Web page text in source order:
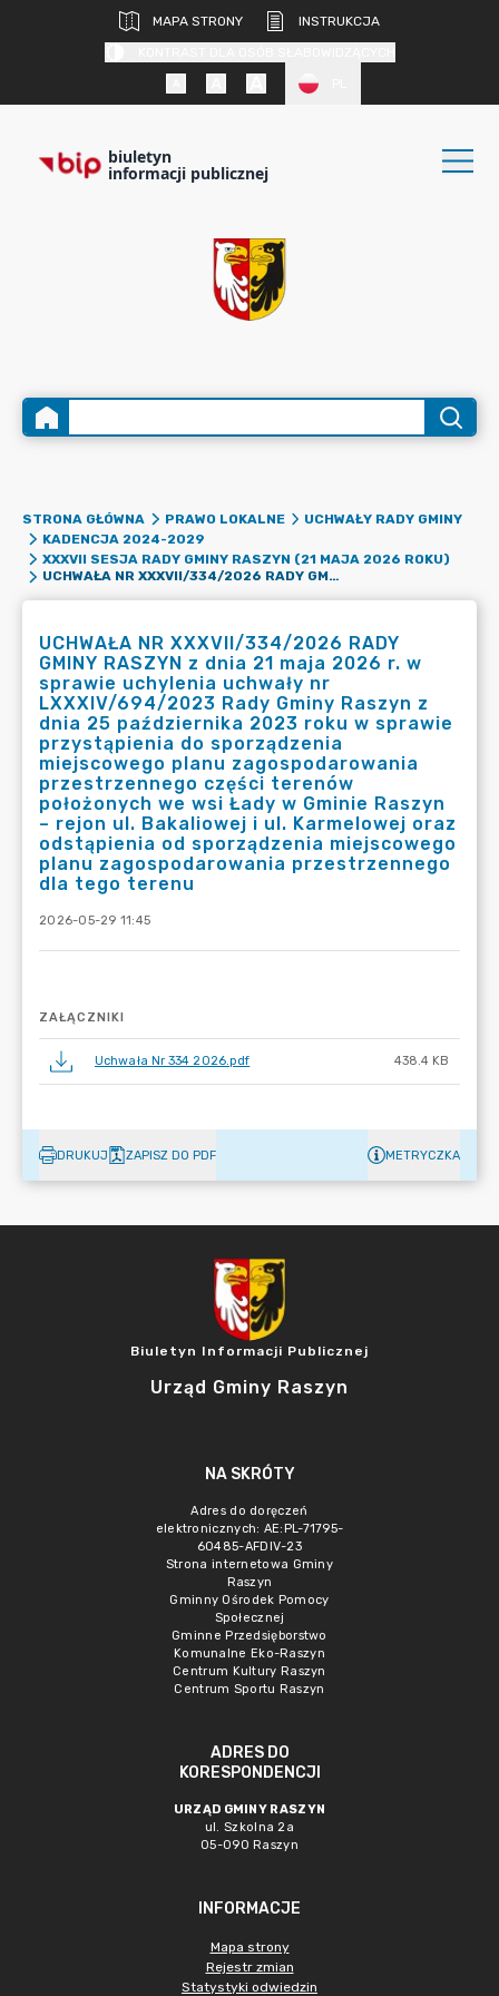
MAPA STRONY
INSTRUKCJA
biuletyn
informacji publicznej
STRONA GŁÓWNA PRAWO LOKALNE
UCHWAŁY RADY GMINY
KADENCJA 2024-2029
XXXVII SESJA RADY GMINY RASZYN (21 MAJA 2026 ROKU)
UCHWAŁA NR XXXVII/334/2026 RADY GMINY RASZYN Z DNIA 21 MAJA 2026 R. W SPRAWIE UCHYLENIA UCHWAŁY NR LXXXIV/694/2023 RADY GMINY RASZYN Z DNIA 25 PAŹDZIERNIKA 2023 ROKU W SPRAWIE PRZYSTĄPIENIA DO SPORZĄDZENIA MIEJSCOWEGO PLANU ZAGOSPODAROWANIA PRZESTRZENNEGO CZĘŚCI TERENÓW POŁOŻONYCH WE WSI ŁADY W GMINIE RASZYN – REJON UL. BAKALIOWEJ I UL. KARMELOWEJ ORAZ ODSTĄPIENIA OD SPORZĄDZENIA MIEJSCOWEGO PLANU ZAGOSPODAROWANIA PRZESTRZENNEGO DLA TEGO TERENU
UCHWAŁA NR XXXVII/334/2026 RADY
GMINY RASZYN z dnia 21 maja 2026 r. w
sprawie uchylenia uchwały nr
LXXXIV/694/2023 Rady Gminy Raszyn z
dnia 25 października 2023 roku w sprawie
przystąpienia do sporządzenia
miejscowego planu zagospodarowania
przestrzennego części terenów
położonych we wsi Łady w Gminie Raszyn
– rejon ul. Bakaliowej i ul. Karmelowej oraz
odstąpienia od sporządzenia miejscowego
planu zagospodarowania przestrzennego
dla tego terenu
2026-05-29 11:45
ZAŁĄCZNIKI
Uchwała Nr 334 2026.pdf 438.4 KB
DRUKUJ ZAPISZ DO PDF METRYCZKA
Biuletyn Informacji Publicznej
Urząd Gminy Raszyn
NA SKRÓTY
Adres do doręczeń
elektronicznych: AE:PL-71795-
60485-AFDIV-23
Strona internetowa Gminy
Raszyn
Gminny Ośrodek Pomocy
Społecznej
Gminne Przedsięborstwo
Komunalne Eko-Raszyn
Centrum Kultury Raszyn
Centrum Sportu Raszyn
ADRES DO
KORESPONDENCJI
URZĄD GMINY RASZYN
ul. Szkolna 2a
05-090 Raszyn
INFORMACJE
Mapa strony
Rejestr zmian
Statystyki odwiedzin